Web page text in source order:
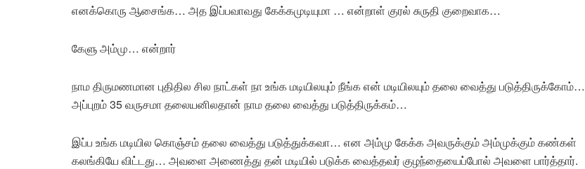
எனக்கொரு ஆசைங்க… அத இப்பவாவது கேக்கமுடியுமா … என்றாள் குரல் சுருதி குறைவாக…
கேளு அம்மு… என்றார்
நாம திருமணமான புதிதில சில நாட்கள் நா உங்க மடியிலயும் நீங்க என் மடியிலயும் தலை வைத்து படுத்திருக்கோம்…
அப்புறம் 35 வருசமா தலையனிலதான் நாம தலை வைத்து படுத்திருக்கம்…
இப்ப உங்க மடியில கொஞ்சம் தலை வைத்து படுத்துக்கவா… என அம்மு கேக்க அவருக்கும் அம்முக்கும் கண்கள்
கலங்கியே விட்டது… அவளை அணைத்து தன் மடியில் படுக்க வைத்தவர் குழந்தையைப்போல் அவளை பார்த்தார்.